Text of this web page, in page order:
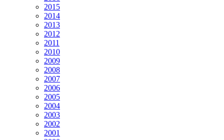
2015
2014
2013
2012
2011
2010
2009
2008
2007
2006
2005
2004
2003
2002
2001